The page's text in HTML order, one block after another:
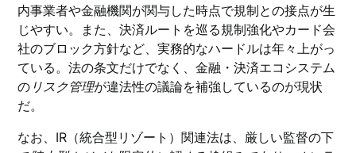
内事業者や金融機関が関与した時点で規制との接点が生
じやすい。また、決済ルートを巡る規制強化やカード会
社のブロック方針など、実務的なハードルは年々上がっ
ている。法の条文だけでなく、金融・決済エコシステム
の リスク管理が違法性の議論を補強しているのが現状
だ。
なお、IR（統合型リゾート）関連法は、厳しい監督の下